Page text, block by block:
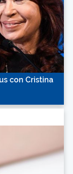
con Cristina